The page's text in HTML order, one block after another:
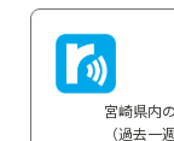
宮崎県内
（過去一